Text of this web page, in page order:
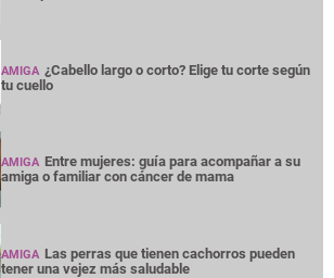
AMIGA ¿Cabello largo o corto? Elige tu corte según
tu cuello
AMIGA Entre mujeres: guía para acompañar a su
amiga o familiar con cáncer de mama
AMIGA Las perras que tienen cachorros pueden
tener una vejez más saludable